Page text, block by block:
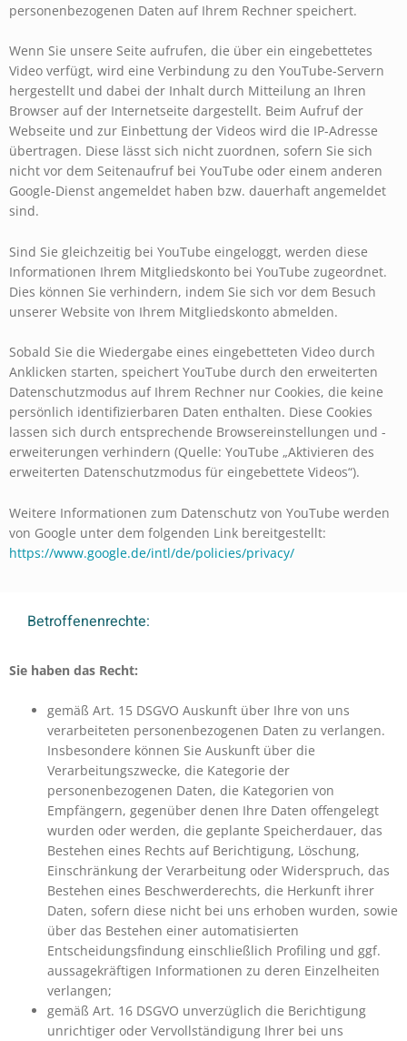
personenbezogenen Daten auf Ihrem Rechner speichert.
Wenn Sie unsere Seite aufrufen, die über ein eingebettetes
Video verfügt, wird eine Verbindung zu den YouTube-Servern
hergestellt und dabei der Inhalt durch Mitteilung an Ihren
Browser auf der Internetseite dargestellt. Beim Aufruf der
Webseite und zur Einbettung der Videos wird die IP-Adresse
übertragen. Diese lässt sich nicht zuordnen, sofern Sie sich
nicht vor dem Seitenaufruf bei YouTube oder einem anderen
Google-Dienst angemeldet haben bzw. dauerhaft angemeldet
sind.
Sind Sie gleichzeitig bei YouTube eingeloggt, werden diese
Informationen Ihrem Mitgliedskonto bei YouTube zugeordnet.
Dies können Sie verhindern, indem Sie sich vor dem Besuch
unserer Website von Ihrem Mitgliedskonto abmelden.
Sobald Sie die Wiedergabe eines eingebetteten Video durch
Anklicken starten, speichert YouTube durch den erweiterten
Datenschutzmodus auf Ihrem Rechner nur Cookies, die keine
persönlich identifizierbaren Daten enthalten. Diese Cookies
lassen sich durch entsprechende Browsereinstellungen und -
erweiterungen verhindern (Quelle: YouTube „Aktivieren des
erweiterten Datenschutzmodus für eingebettete Videos“).
Weitere Informationen zum Datenschutz von YouTube werden
von Google unter dem folgenden Link bereitgestellt:
https://www.google.de/intl/de/policies/privacy/
Betroffenenrechte:
Sie haben das Recht:
gemäß Art. 15 DSGVO Auskunft über Ihre von uns
verarbeiteten personenbezogenen Daten zu verlangen.
Insbesondere können Sie Auskunft über die
Verarbeitungszwecke, die Kategorie der
personenbezogenen Daten, die Kategorien von
Empfängern, gegenüber denen Ihre Daten offengelegt
wurden oder werden, die geplante Speicherdauer, das
Bestehen eines Rechts auf Berichtigung, Löschung,
Einschränkung der Verarbeitung oder Widerspruch, das
Bestehen eines Beschwerderechts, die Herkunft ihrer
Daten, sofern diese nicht bei uns erhoben wurden, sowie
über das Bestehen einer automatisierten
Entscheidungsfindung einschließlich Profiling und ggf.
aussagekräftigen Informationen zu deren Einzelheiten
verlangen;
gemäß Art. 16 DSGVO unverzüglich die Berichtigung
unrichtiger oder Vervollständigung Ihrer bei uns